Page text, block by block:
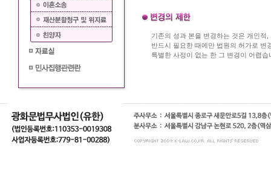
기존의 성과 본을 변경하는 것은 개인적
반드시 필요한 때에만 법원의 허가로 변
특별한 사정이 없는 한 그 변경이 어렵습